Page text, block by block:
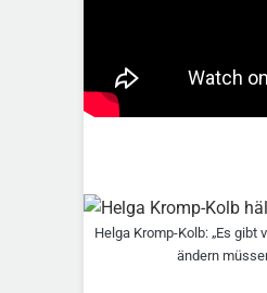
Helga Kromp-Kolb: „Es gibt
ändern